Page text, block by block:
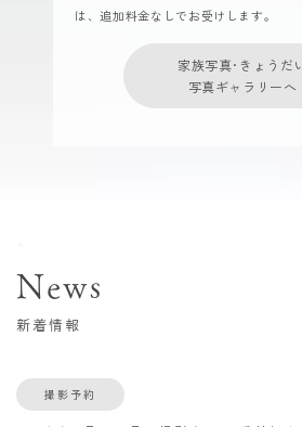
は、追加料金なしでお受けします。
家族写真･きょうだ
写真ギャラリーへ
News
新着情報
撮影予約